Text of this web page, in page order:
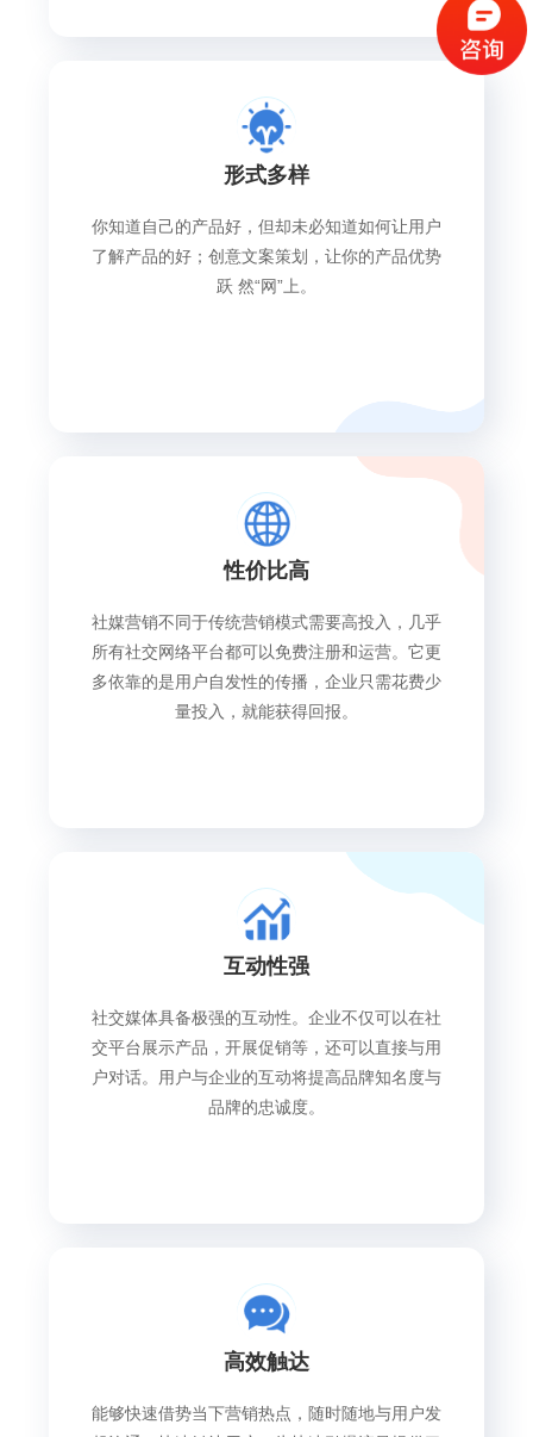
形式多样
你知道自己的产品好，但却未必知道如何让用户
了解产品的好；创意文案策划，让你的产品优势
跃 然“网”上。
性价比高
社媒营销不同于传统营销模式需要高投入，几乎
所有社交网络平台都可以免费注册和运营。它更
多依靠的是用户自发性的传播，企业只需花费少
量投入，就能获得回报。
互动性强
社交媒体具备极强的互动性。企业不仅可以在社
交平台展示产品，开展促销等，还可以直接与用
户对话。用户与企业的互动将提高品牌知名度与
品牌的忠诚度。
高效触达
能够快速借势当下营销热点，随时随地与用户发